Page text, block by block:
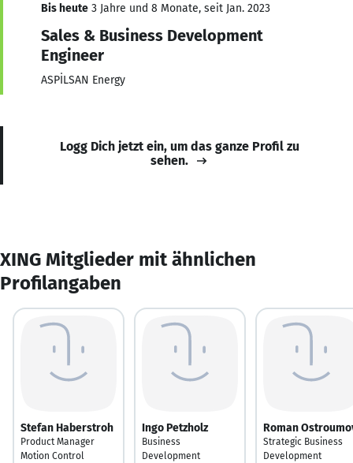
Bis heute 3 Jahre und 8 Monate, seit Jan. 2023
Sales & Business Development
Engineer
ASPİLSAN Energy
Logg Dich jetzt ein, um das ganze Profil zu
sehen.
XING Mitglieder mit ähnlichen
Profilangaben
Stefan Haberstroh
Product Manager
Motion Control
Ingo Petzholz
Business
Development
Roman
Strategic Business
Development